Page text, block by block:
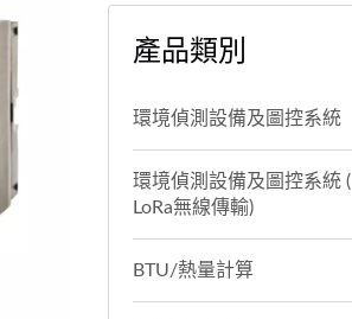
產品類別
環境偵測設備及圖控系統
環境偵測設備及圖控系統 (
LoRa無線傳輸)
BTU/熱量計算